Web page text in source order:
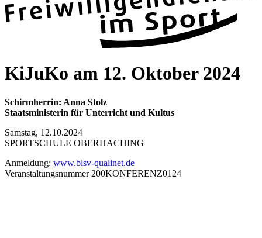
KiJuKo am 12. Okto­ber 2024
Schirm­her­rin: Anna Stolz
Staats­mi­nis­te­rin für Unter­richt und Kul­tus
Sams­tag, 12.10.2024
SPORT­SCHULE OBER­HA­CHING
Anmel­dung: www​.blsv​-quali​net​.de
Ver­an­stal­tungs­num­mer 200KONFERENZ0124